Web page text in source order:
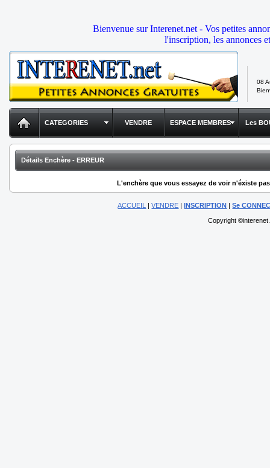
Bienvenue sur Interenet.net - Vos petites
l'inscription, les annonces
08
CATEGORIES VENDRE ESPACE MEMBRES Les
Détails Enchère - ERREUR
L'enchère que vous essayez de voir n'éxiste
ACCUEIL |VENDRE |INSCRIPTION |Se
Copyright